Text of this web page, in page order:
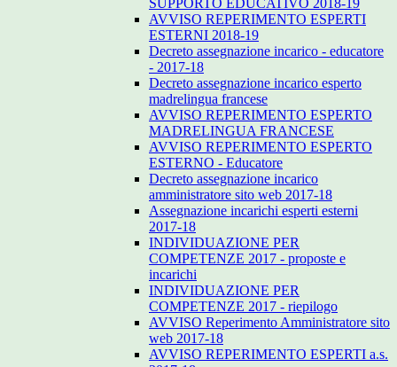
SUPPORTO EDUCATIVO 2018-19
AVVISO REPERIMENTO ESPERTI
ESTERNI 2018-19
Decreto assegnazione incarico - educatore
- 2017-18
Decreto assegnazione incarico esperto
madrelingua francese
AVVISO REPERIMENTO ESPERTO
MADRELINGUA FRANCESE
AVVISO REPERIMENTO ESPERTO
ESTERNO - Educatore
Decreto assegnazione incarico
amministratore sito web 2017-18
Assegnazione incarichi esperti esterni
2017-18
INDIVIDUAZIONE PER
COMPETENZE 2017 - proposte e
incarichi
INDIVIDUAZIONE PER
COMPETENZE 2017 - riepilogo
AVVISO Reperimento Amministratore sito
web 2017-18
AVVISO REPERIMENTO ESPERTI a.s.